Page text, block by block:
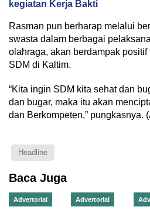
kegiatan Kerja Bakti
Rasman pun berharap melalui
swasta dalam berbagai
olahraga, akan berdampak
SDM di Kaltim.
“Kita ingin SDM kita sehat dan
dan bugar, maka itu akan
dan Berkompeten,” pungkasnya.
Headline
Baca Juga
Advertorial Advertorial